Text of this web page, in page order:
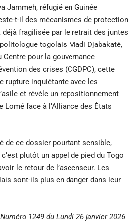
Jammeh, réfugié en Guinée
t-il des mécanismes de protection
déjà fragilisée par le retrait des juntes
togolais Madi Djabakaté,
Centre pour la gouvernance
des crises (CGDPC), cette
rupture inquiétante avec les
et révèle un repositionnement
Lomé face à l’Alliance des États
de ce dossier pourtant sensible,
plutôt un appel de pied du Togo
le retour de l’ascenseur. Les
sont-ils plus en danger dans leur
1249 du Lundi 26 janvier 2026